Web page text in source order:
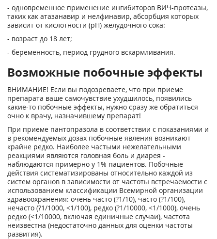
- одновременное применение ингибиторов ВИЧ-протеазы,
таких как атазанавир и нелфинавир, абсорбция которых
зависит от кислотности (pH) желудочного сока:
- возраст до 18 лет;
- беременность, период грудного вскармливания.
Возможные побочные эффекты
ВНИМАНИЕ! Если вы подозреваете, что при приеме
препарата ваше самочувствие ухудшилось, появились
какие-то побочные эффекты, нужно сразу же обратиться
очно к врачу, назначившему препарат!
При приеме пантопразола в соответствии с показаниями и
в рекомендуемых дозах побочные явления возникают
крайне редко. Наиболее частыми нежелательными
реакциями являются головная боль и диарея -
наблюдаются примерно у 1% пациентов. Побочные
действия систематизированы относительно каждой из
систем органов в зависимости от частоты встречаемости с
использованием классификации Всемирной организации
здравоохранения: очень часто (?1/10), часто (?1/100),
нечасто (?1/1000, <1/100), редко (?1/10000, <1/1000), очень
редко (<1/10000, включая единичные случаи), частота
неизвестна (недостаточно данных для оценки частоты
развития).